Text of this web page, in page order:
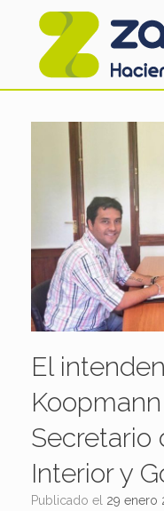
El
Secretario
Interior y
Publicado el 29 enero